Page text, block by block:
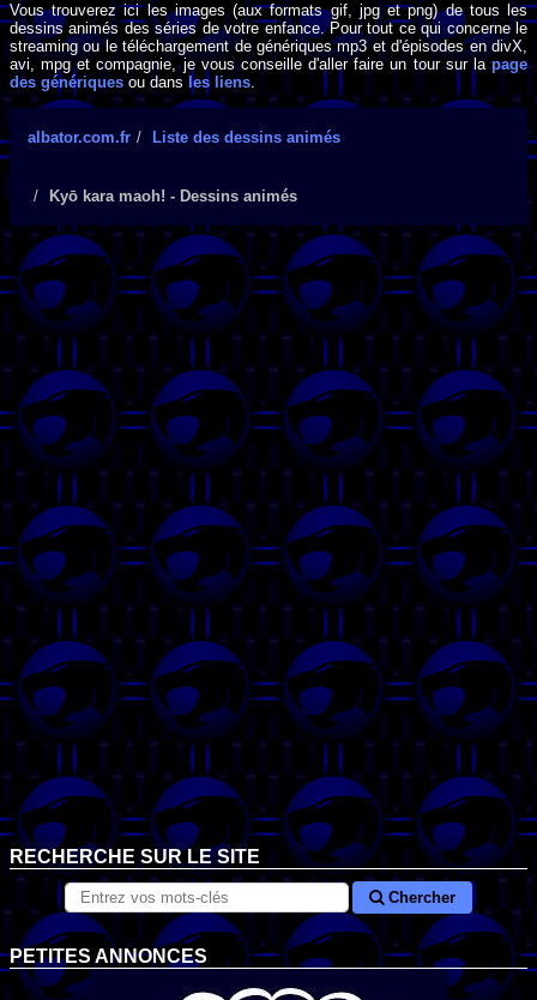
Vous trouverez ici les images (aux formats gif, jpg et png) de tous les
dessins animés des séries de votre enfance. Pour tout ce qui concerne le
streaming ou le téléchargement de génériques mp3 et d'épisodes en divX,
avi, mpg et compagnie, je vous conseille d'aller faire un tour sur la page
des génériques ou dans les liens.
albator.com.fr Liste des dessins animés
Kyō kara maoh! - Dessins animés
RECHERCHE SUR LE SITE
Chercher
PETITES ANNONCES